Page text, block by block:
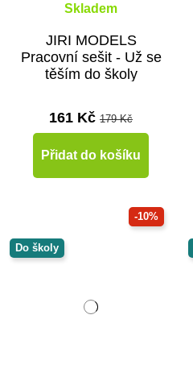
Skladem
JIRI MODELS
Pracovní sešit - Už se
těším do školy
161 Kč 179 Kč
Přidat do košíku
-10%
Do školy